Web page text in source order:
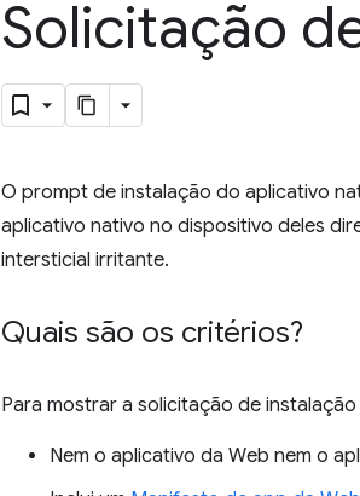
Solicitação
O prompt de instalação do aplicativo
aplicativo nativo no dispositivo deles
intersticial irritante.
Quais são os critérios?
Para mostrar a solicitação de
Nem o aplicativo da Web nem o